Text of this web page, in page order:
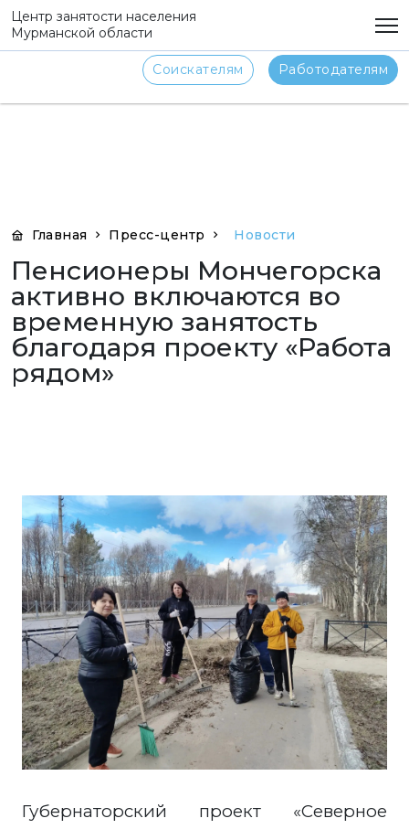
png
Центр занятости населения
Мурманской области
Соискателям Работодателям
Главная Пресс-центр Новости
Пенсионеры Мончегорска
активно включаются во
временную занятость
благодаря проекту «Работа
рядом»
Губернаторский проект «Северное